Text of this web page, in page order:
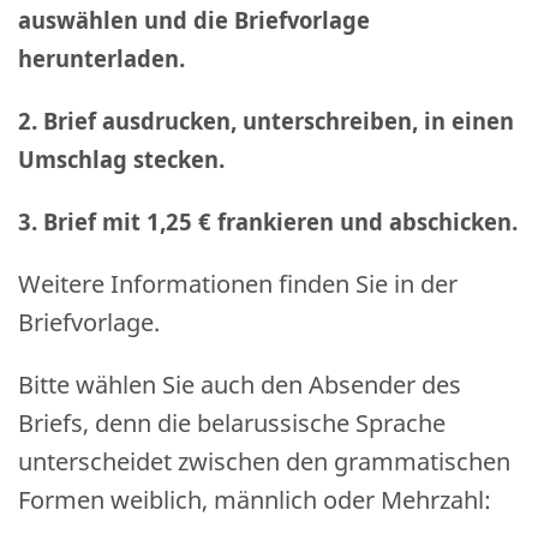
auswählen und die Briefvorlage
herunterladen.
2. Brief ausdrucken, unterschreiben, in einen
Umschlag stecken.
3. Brief mit 1,25 € frankieren und abschicken.
Weitere Informationen finden Sie in der
Briefvorlage.
Bitte wählen Sie auch den Absender des
Briefs, denn die belarussische Sprache
unterscheidet zwischen den grammatischen
Formen weiblich, männlich oder Mehrzahl: